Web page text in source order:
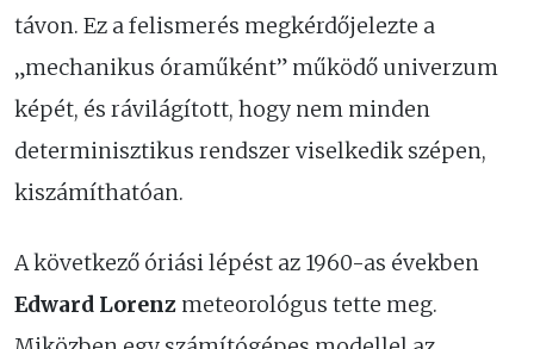
távon. Ez a felismerés megkérdőjelezte a
„mechanikus óraműként” működő univerzum
képét, és rávilágított, hogy nem minden
determinisztikus rendszer viselkedik szépen,
kiszámíthatóan.
A következő óriási lépést az 1960-as években
Edward Lorenz meteorológus tette meg.